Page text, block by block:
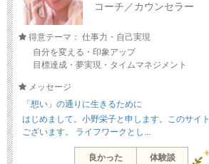
コーチ／カウンセラー
得意テーマ： 仕事力・自己実現
自分を変える・印象アップ
目標達成・夢実現・タイムマネジメント
メッセージ
「想い」の通りに生きるために
はじめまして。小野栄子と申します。このサイ
ございます。 ライフワークとし...
良かった 体験談